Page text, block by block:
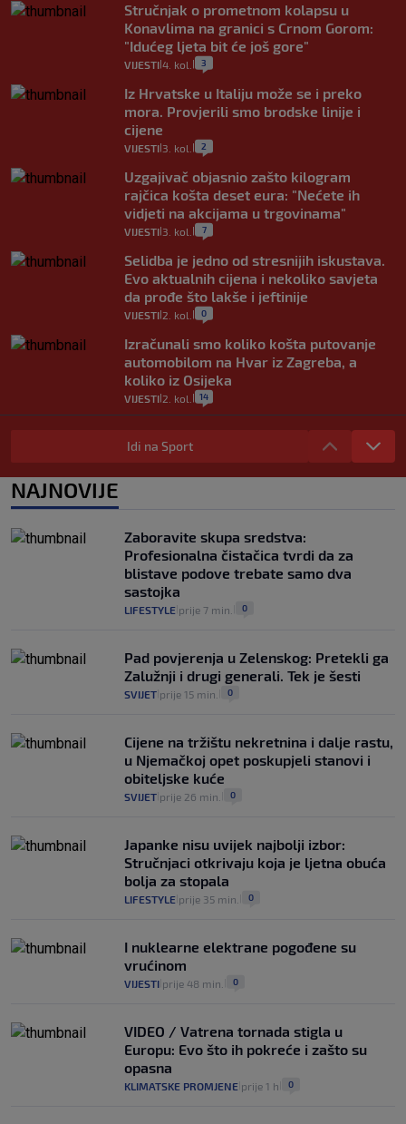
Stručnjak o prometnom kolapsu u
Konavlima na granici s Crnom Gorom:
"Idućeg ljeta bit će još gore"
VIJESTI 4. kol. 3
Iz Hrvatske u Italiju može se i preko
mora. Provjerili smo brodske linije i
cijene
VIJESTI 3. kol. 2
Uzgajivač objasnio zašto kilogram
rajčica košta deset eura: "Nećete ih
vidjeti na akcijama u trgovinama"
VIJESTI 3. kol. 7
Selidba je jedno od stresnijih iskustava.
Evo aktualnih cijena i nekoliko savjeta
da prođe što lakše i jeftinije
VIJESTI 2. kol. 0
Izračunali smo koliko košta putovanje
automobilom na Hvar iz Zagreba, a
koliko iz Osijeka
VIJESTI 2. kol. 14
"Kći je otišla na more, a zaboravila
zdravstvenu iskaznicu". Kakva su prava
pacijenata izvan mjesta prebivališta?
1
Plenković na 15 dana ukine mjere: "Ne bi
se dogodilo ništa. Vlada se zaljubila u te
intervencije"
30. srp. 25
Idi na Sport
NAJNOVIJE
Zaboravite skupa sredstva:
Profesionalna čistačica tvrdi da za
blistave podove trebate samo dva
sastojka
LIFESTYLE prije 7 min. 0
Pad povjerenja u Zelenskog: Pretekli ga
Zalužnji i drugi generali. Tek je šesti
SVIJET prije 15 min. 0
Cijene na tržištu nekretnina i dalje rastu,
u Njemačkoj opet poskupjeli stanovi i
obiteljske kuće
SVIJET prije 26 min. 0
Japanke nisu uvijek najbolji izbor:
Stručnjaci otkrivaju koja je ljetna obuća
bolja za stopala
LIFESTYLE prije 35 min. 0
I nuklearne elektrane pogođene su
vrućinom
VIJESTI prije 48 min. 0
VIDEO / Vatrena tornada stigla u
Europu: Evo što ih pokreće i zašto su
opasna
KLIMATSKE PROMJENE prije 1 h 0